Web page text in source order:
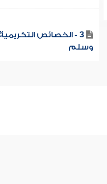
3 - الخصائص
وسلم